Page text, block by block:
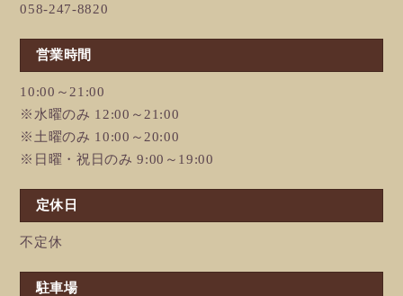
058-247-8820
営業時間
10:00～21:00
※水曜のみ 12:00～21:00
※土曜のみ 10:00～20:00
※日曜・祝日のみ 9:00～19:00
定休日
不定休
駐車場